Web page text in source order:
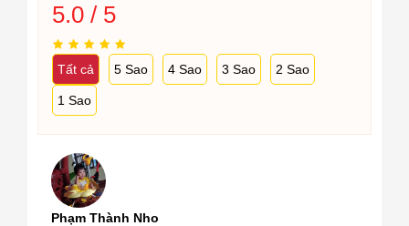
5.0 / 5
Tất cả 5 Sao 4 Sao 3 Sao 2 Sao
1 Sao
Phạm Thành Nho